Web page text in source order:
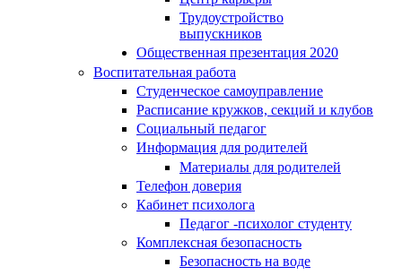
Трудоустройство
выпускников
Общественная презентация 2020
Воспитательная работа
Студенческое самоуправление
Расписание кружков, секций и клубов
Социальный педагог
Информация для родителей
Материалы для родителей
Телефон доверия
Кабинет психолога
Педагог -психолог студенту
Комплексная безопасность
Безопасность на воде